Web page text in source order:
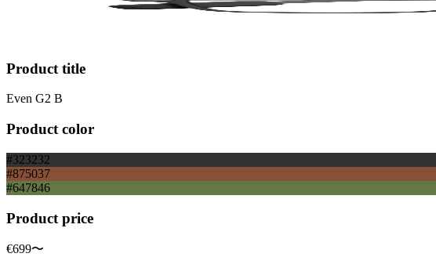
Product title
Even G2 B
Product color
#323232
#875037
#647846
Product price
€699〜